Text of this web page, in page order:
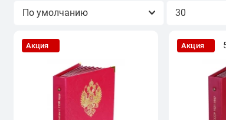
Акция Акция